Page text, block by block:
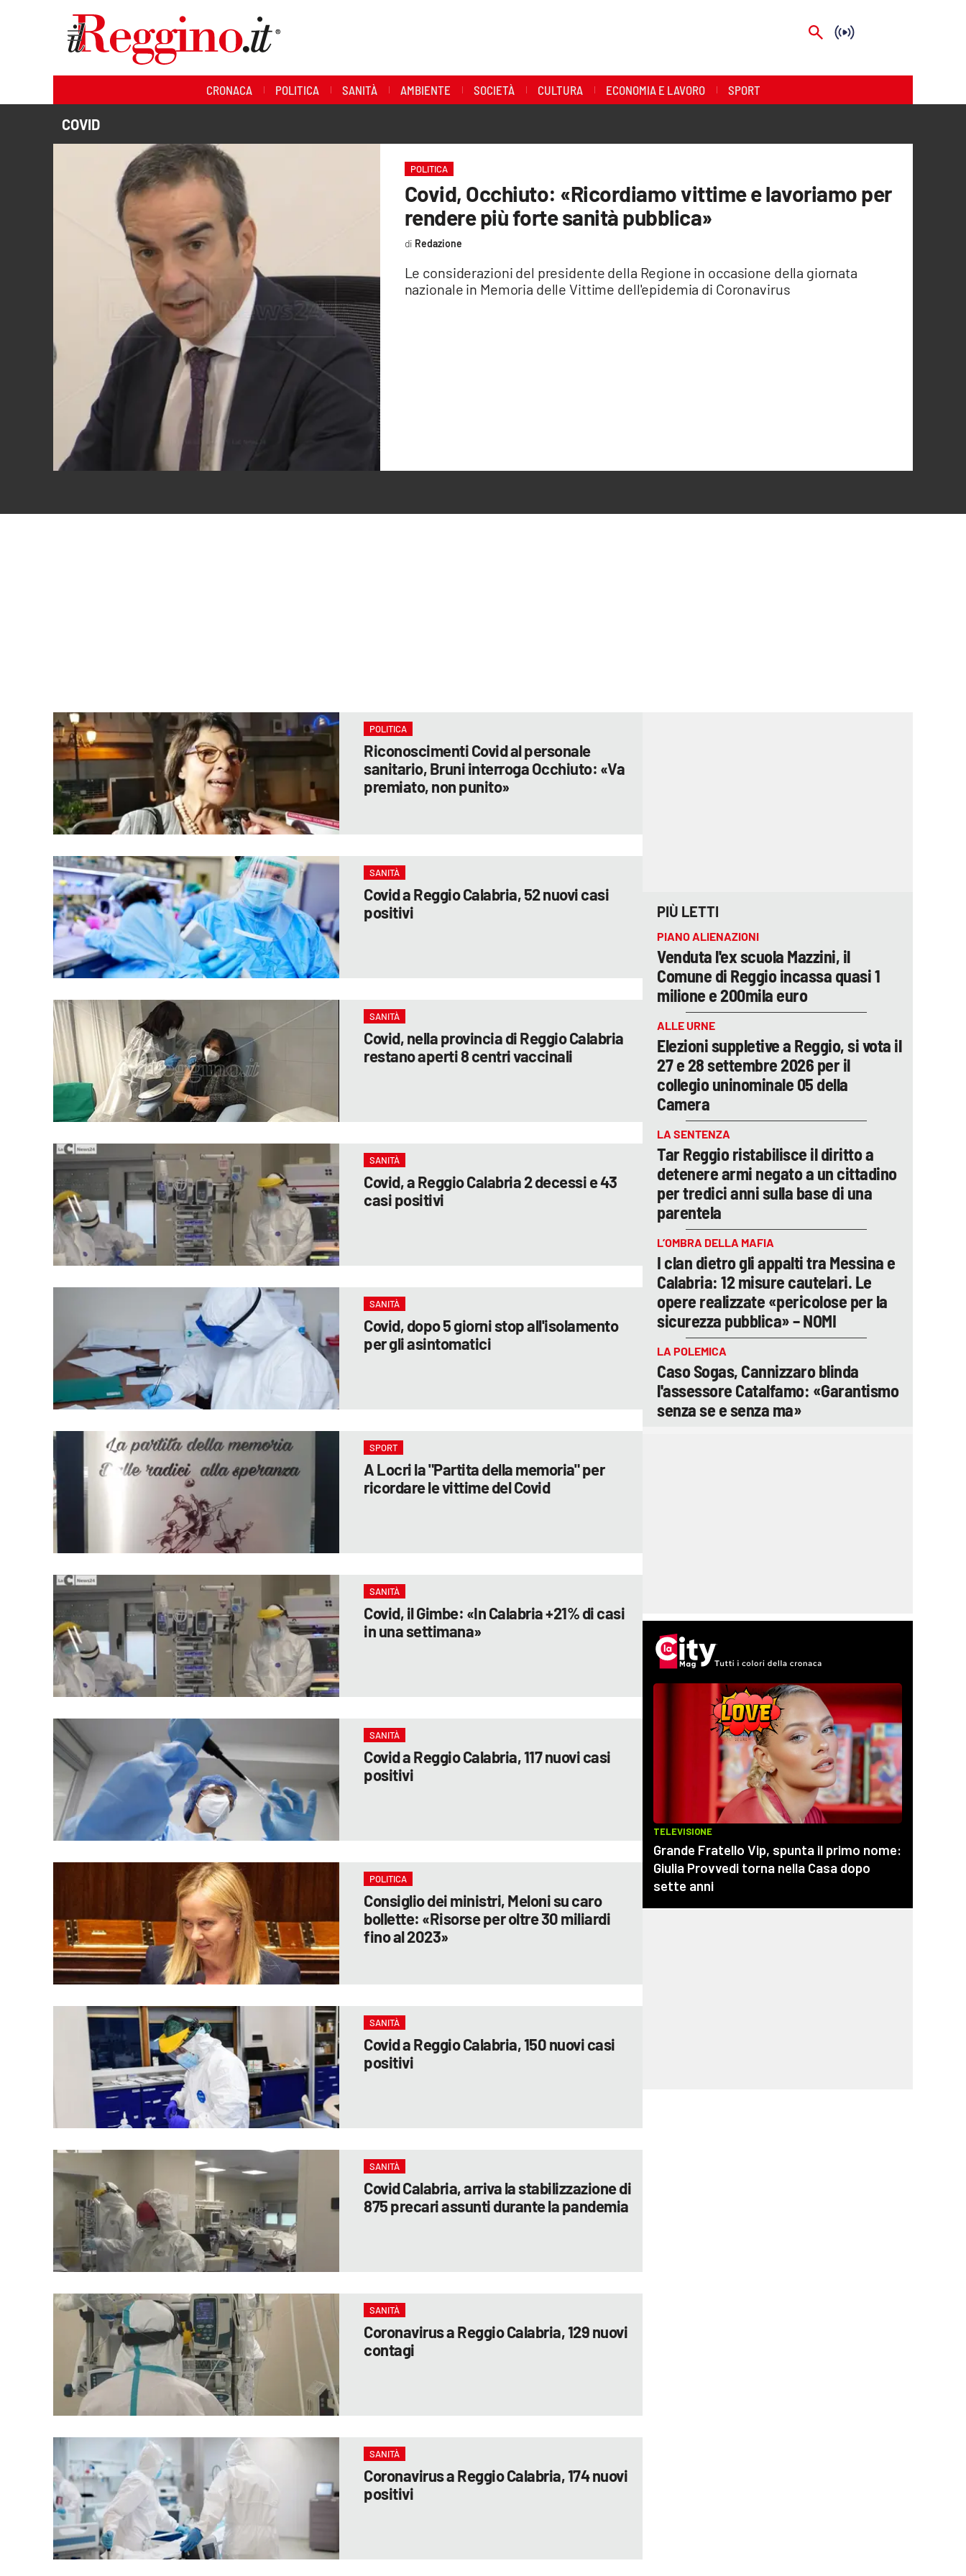
cosenzachannel.it
catanzarochannel.it
lacapitalenews.it
Vai
CRONACA POLITICA SANITÀ AMBIENTE SOCIETÀ CULTURA ECONOMIA E LAVORO SPORT
COVID
POLITICA
Covid, Occhiuto: «Ricordiamo vittime e lavoriamo per
rendere più forte sanità pubblica»
Le considerazioni del presidente della Regione in occasione della giornata
nazionale in Memoria delle Vittime dell'epidemia di Coronavirus
Redazione
POLITICA
Riconoscimenti Covid al personale
sanitario, Bruni interroga Occhiuto: «Va
premiato, non punito»
SANITÀ
Covid a Reggio Calabria, 52 nuovi casi
positivi
SANITÀ
Covid, nella provincia di Reggio Calabria
restano aperti 8 centri vaccinali
SANITÀ
Covid, a Reggio Calabria 2 decessi e 43
casi positivi
SANITÀ
Covid, dopo 5 giorni stop all'isolamento
per gli asintomatici
SPORT
A Locri la "Partita della memoria" per
ricordare le vittime del Covid
SANITÀ
Covid, il Gimbe: «In Calabria +21% di casi
in una settimana»
SANITÀ
Covid a Reggio Calabria, 117 nuovi casi
positivi
POLITICA
Consiglio dei ministri, Meloni su caro
bollette: «Risorse per oltre 30 miliardi
fino al 2023»
SANITÀ
Covid a Reggio Calabria, 150 nuovi casi
positivi
SANITÀ
Covid Calabria, arriva la stabilizzazione di
875 precari assunti durante la pandemia
SANITÀ
Coronavirus a Reggio Calabria, 129 nuovi
contagi
SANITÀ
Coronavirus a Reggio Calabria, 174 nuovi
positivi
PIÙ LETTI
PIANO ALIENAZIONI
Venduta l'ex scuola Mazzini, il
Comune di Reggio incassa quasi 1
milione e 200mila euro
ALLE URNE
Elezioni suppletive a Reggio, si vota il
27 e 28 settembre 2026 per il
collegio uninominale 05 della
Camera
LA SENTENZA
Tar Reggio ristabilisce il diritto a
detenere armi negato a un cittadino
per tredici anni sulla base di una
parentela
L’OMBRA DELLA MAFIA
I clan dietro gli appalti tra Messina e
Calabria: 12 misure cautelari. Le
opere realizzate «pericolose per la
sicurezza pubblica» – NOMI
LA POLEMICA
Caso Sogas, Cannizzaro blinda
l'assessore Catalfamo: «Garantismo
senza se e senza ma»